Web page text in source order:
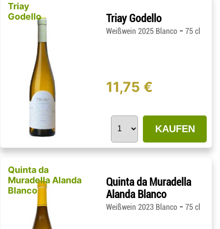
Triay
Godello
Triay Godello
Weißwein 2025 Blanco -75 cl
11,75 €
KAUFEN
Quinta da
Muradella Alanda
Blanco
Quinta da Muradella
Alanda Blanco
Weißwein 2023 Blanco -75 cl